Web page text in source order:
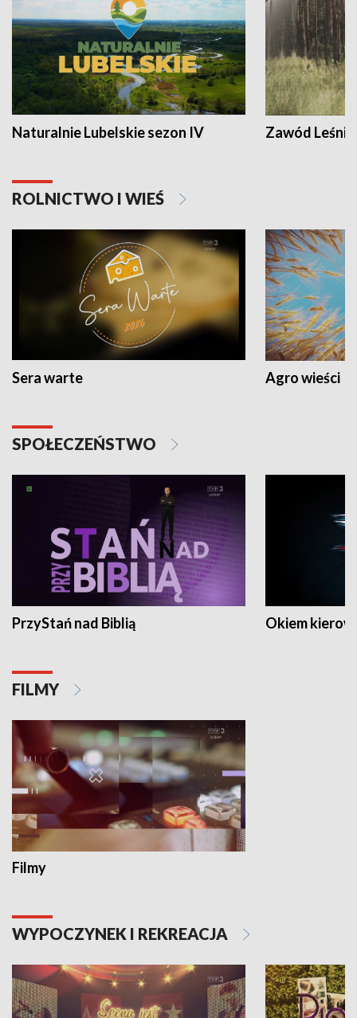
Naturalnie Lubelskie sezon IV Zawód Leśnik
ROLNICTWO I WIEŚ
Sera warte Agro wieści
SPOŁECZEŃSTWO
PrzyStań nad Biblią Okiem
FILMY
Filmy
WYPOCZYNEK I REKREACJA